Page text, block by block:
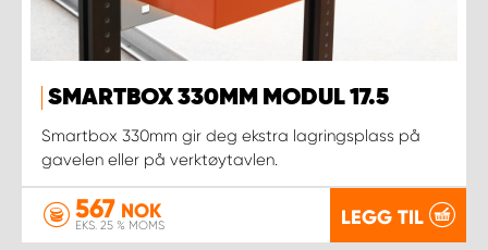
SMARTBOX 330MM MODUL 17.5
Smartbox 330mm gir deg ekstra lagringsplass på
gavelen eller på verktøytavlen.
567 NOK
EKS. 25 % MOMS LEGG TIL